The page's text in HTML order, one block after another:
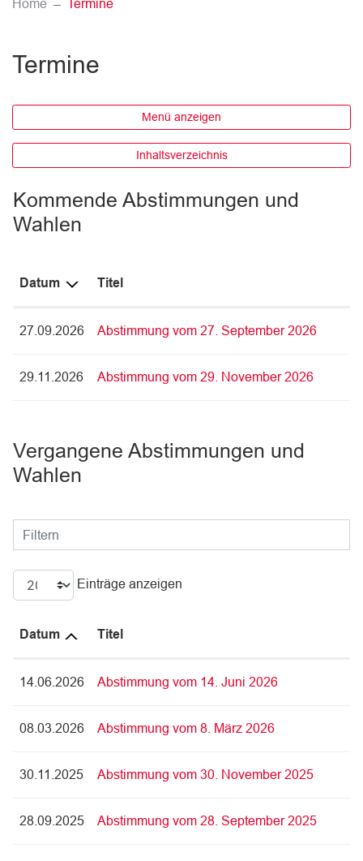
Home Termine(ausgewählt)
Termine
Menü anzeigen
Inhaltsverzeichnis
Kommende Abstimmungen und
Wahlen
Datum Titel
27.09.2026 Abstimmung vom 27. September 2026
29.11.2026 Abstimmung vom 29. November 2026
Vergangene Abstimmungen und
Wahlen
Filtern
Einträge anzeigen
Datum Titel
14.06.2026 Abstimmung vom 14. Juni 2026
08.03.2026 Abstimmung vom 8. März 2026
30.11.2025 Abstimmung vom 30. November 2025
28.09.2025 Abstimmung vom 28. September 2025